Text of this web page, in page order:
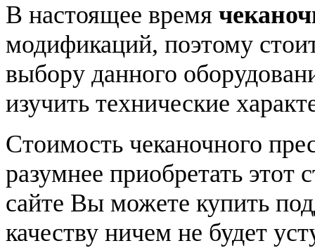
В настоящее время
модификаций, поэтому
выбору данного
изучить технические
Стоимость чеканочного
разумнее приобретать
сайте Вы можете купить
качеству ничем не будет